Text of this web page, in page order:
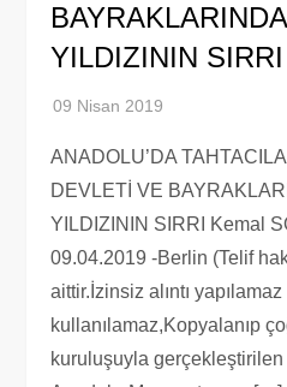
YILDIZININ SIRRI
ANADOLU’DA
DEVLETİ VE
YILDIZININ SIRRI Kemal
09.04.2019 -Berlin (Telif
aittir.İzinsiz alıntı
kullanılamaz,Kopyalanıp
kuruluşuyla gerçekleştirilen